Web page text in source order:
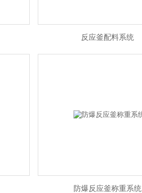
反应釜配料系统
防爆反应釜称重系统